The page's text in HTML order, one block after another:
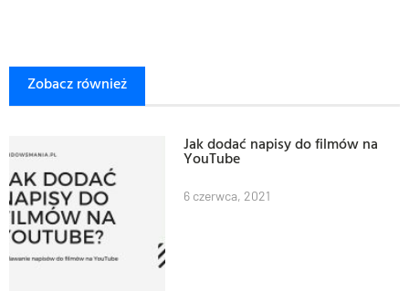
Zobacz również
Jak dodać napisy do filmów na
YouTube
6 czerwca, 2021